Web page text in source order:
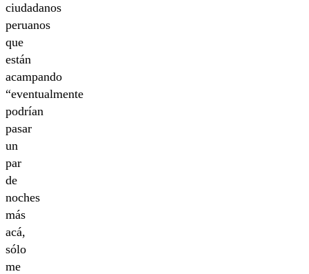
ciudadanos
peruanos
que
están
acampando
“eventualmente
podrían
pasar
un
par
de
noches
más
acá,
sólo
me